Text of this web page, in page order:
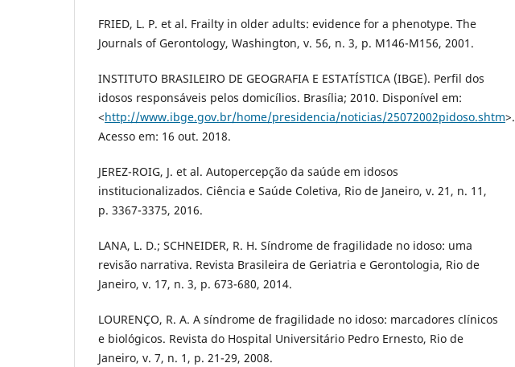
FRIED, L. P. et al. Frailty in older adults: evidence for a phenotype. The
Journals of Gerontology, Washington, v. 56, n. 3, p. M146-M156, 2001.
INSTITUTO BRASILEIRO DE GEOGRAFIA E ESTATÍSTICA (IBGE). Perfil dos
idosos responsáveis pelos domicílios. Brasília; 2010. Disponível em:
<http://www.ibge.gov.br/home/presidencia/noticias/25072002pidoso.shtm>.
Acesso em: 16 out. 2018.
JEREZ-ROIG, J. et al. Autopercepção da saúde em idosos
institucionalizados. Ciência e Saúde Coletiva, Rio de Janeiro, v. 21, n. 11,
p. 3367-3375, 2016.
LANA, L. D.; SCHNEIDER, R. H. Síndrome de fragilidade no idoso: uma
revisão narrativa. Revista Brasileira de Geriatria e Gerontologia, Rio de
Janeiro, v. 17, n. 3, p. 673-680, 2014.
LOURENÇO, R. A. A síndrome de fragilidade no idoso: marcadores clínicos
e biológicos. Revista do Hospital Universitário Pedro Ernesto, Rio de
Janeiro, v. 7, n. 1, p. 21-29, 2008.